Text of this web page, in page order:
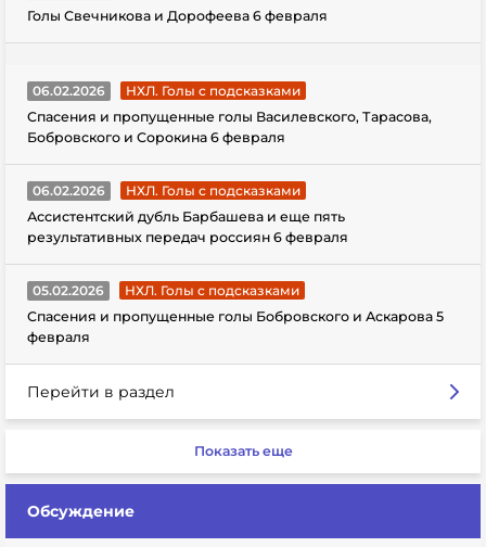
Голы Свечникова и Дорофеева 6 февраля
06.02.2026
НХЛ. Голы с подсказками
Спасения и пропущенные голы Василевского, Тарасова,
Бобровского и Сорокина 6 февраля
06.02.2026
НХЛ. Голы с подсказками
Ассистентский дубль Барбашева и еще пять
результативных передач россиян 6 февраля
05.02.2026
НХЛ. Голы с подсказками
Спасения и пропущенные голы Бобровского и Аскарова 5
февраля
Перейти в раздел
Показать еще
Обсуждение